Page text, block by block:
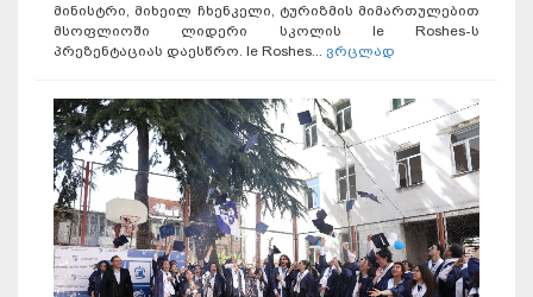
მინისტრი, მიხეილ ჩხენკელი, ტურიზმის მიმართულებით
მსოფლიოში ლიდერი სკოლის le Roshes-ს
პრეზენტაციას დაესწრო. le Roshes... ვრცლად